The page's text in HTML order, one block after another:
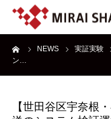
NEWS 実証実験
ン…
【世田谷区宇奈根
NEWS